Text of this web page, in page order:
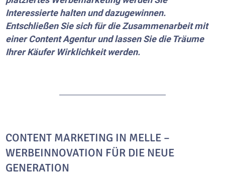
Interessierte halten und dazugewinnen.
Entschließen Sie sich für die Zusammenarbeit mit
einer Content Agentur und lassen Sie die Träume
Ihrer Käufer Wirklichkeit werden.
CONTENT MARKETING IN MELLE –
WERBEINNOVATION FÜR DIE NEUE
GENERATION